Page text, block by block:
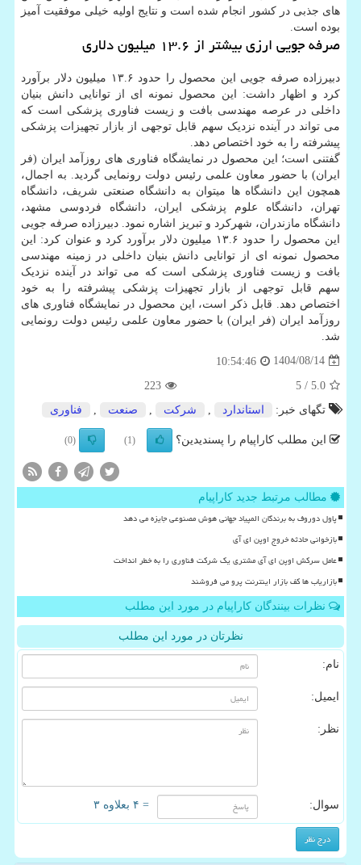
های جذبی در کشور انجام شده است و نتایج اولیه خیلی موفقیت آمیز
بوده است.
صرفه جویی ارزی بیشتر از ۱۳.۶ میلیون دلاری
دبیرزاده صرفه جویی این محصول را حدود ۱۳.۶ میلیون دلار برآورد
کرد و اظهار داشت: این محصول نمونه ای از توانایی دانش بنیان
داخلی در عرصه مهندسی بافت و زیست فناوری پزشکی است که
می تواند در آینده نزدیک سهم قابل توجهی از بازار تجهیزات پزشکی
پیشرفته را به خود اختصاص دهد.
گفتنی است؛ این محصول در نمایشگاه فناوری های روزآمد ایران (فر
ایران) با حضور معاون علمی رئیس دولت رونمایی گردید. به اجمال،
همچون این دانشگاه ها میتوان به دانشگاه صنعتی شریف، دانشگاه
تهران، دانشگاه علوم پزشکی ایران، دانشگاه فردوسی مشهد،
دانشگاه مازندران، شهرکرد و تبریز اشاره نمود. دبیرزاده صرفه جویی
این محصول را حدود ۱۳.۶ میلیون دلار برآورد کرد و عنوان کرد: این
محصول نمونه ای از توانایی دانش بنیان داخلی در زمینه مهندسی
بافت و زیست فناوری پزشکی است که می تواند در آینده نزدیک
سهم قابل توجهی از بازار تجهیزات پزشکی پیشرفته را به خود
اختصاص دهد. قابل ذکر است، این محصول در نمایشگاه فناوری های
روزآمد ایران (فر ایران) با حضور معاون علمی رئیس دولت رونمایی
شد.
1404/08/14
10:54:46
5.0
/ 5
223
تگهای خبر:
استاندارد شركت صنعت فناوری
این مطلب کاراپیام را پسندیدین؟ (1)
(0)
مطالب مرتبط جدید کاراپیام
پاول دوروف به برندگان المپیاد جهانی هوش مصنوعی جایزه می دهد
بازخوانی حادثه خروج اوپن ای آی
عامل سرکش اوپن ای آی مشتری یک شرکت فناوری را به خطر انداخت
بازاریاب ها کف بازار اینترنت پرو می فروشند
نظرات بینندگان کاراپیام در مورد این مطلب
نظرتان در مورد این مطلب
نام:
ایمیل:
نظر:
سوال: = ۴ بعلاوه ۳